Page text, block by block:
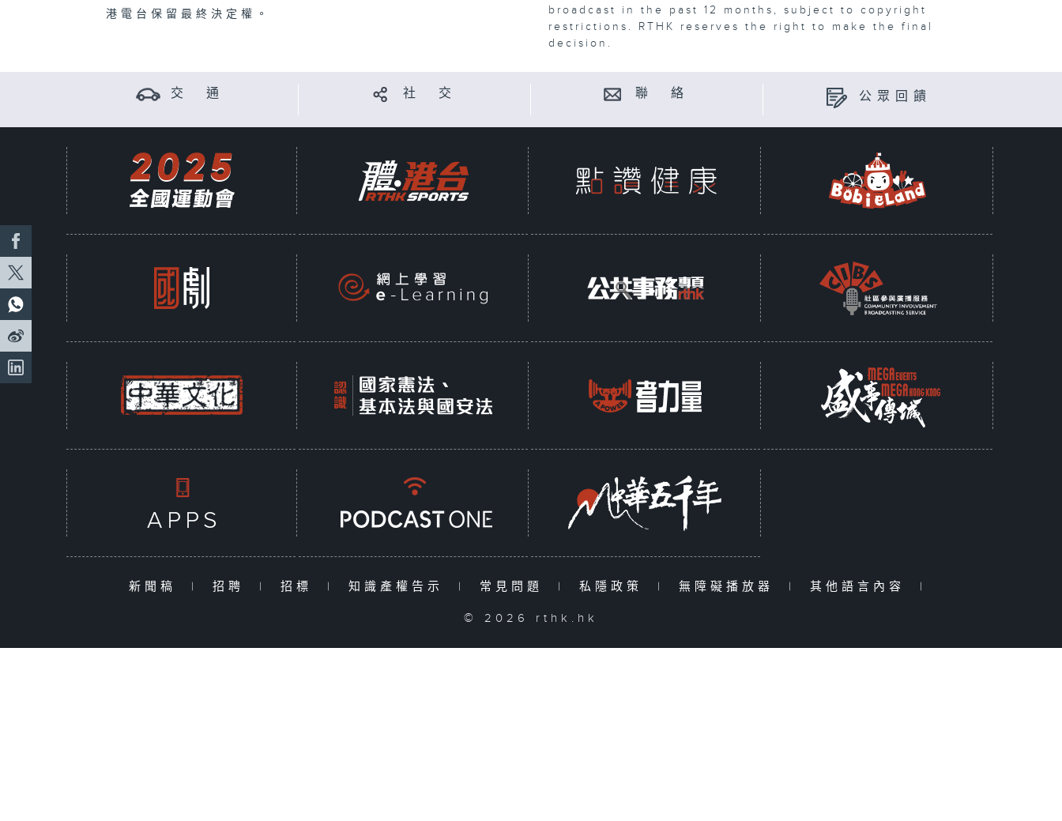
港電台保留最終決定權。
broadcast in the past 12 months, subject to copyright
restrictions. RTHK reserves the right to make the final
decision.
交 通 社 交 聯 絡 公眾回饋
新聞稿 | 招聘 | 招標 | 知識產權告示 | 常見問題 | 私隱政策 | 無障礙播放器 | 其他語言內容 |
© 2026 rthk.hk